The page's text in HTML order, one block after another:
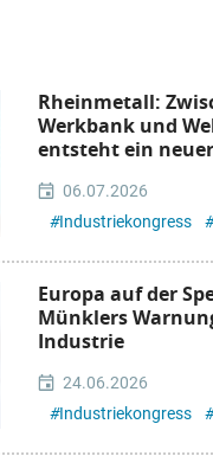
Rheinmetall:
Werkbank und
entsteht ein
06.07.2026
#Industriekongress #
Europa auf der
Münklers
Industrie
24.06.2026
#Industriekongress #